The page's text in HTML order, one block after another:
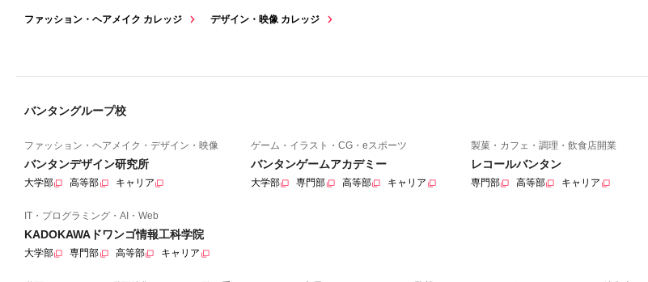
ファッション・ヘアメイク カレッジ デザイン・映像 カレッジ
バンタングループ校
ファッション・ヘアメイク・デザイン・映像
バンタンデザイン研究所
大学部 高等部 キャリア
ゲーム・イラスト・CG・eスポーツ
バンタンゲームアカデミー
大学部 専門部 高等部 キャリア
製菓・カフェ・調理・飲食店開業
レコールバンタン
専門部 高等部 キャリア
IT・プログラミング・AI・Web
KADOKAWAドワンゴ情報工科学院
大学部 専門部 高等部 キャリア